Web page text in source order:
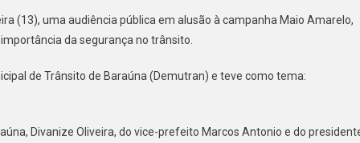
(13), uma audiência pública em alusão à campanha Maio Amarelo,
da segurança no trânsito.
de Trânsito de Baraúna (Demutran) e teve como tema:
Divanize Oliveira, do vice-prefeito Marcos Antonio e do